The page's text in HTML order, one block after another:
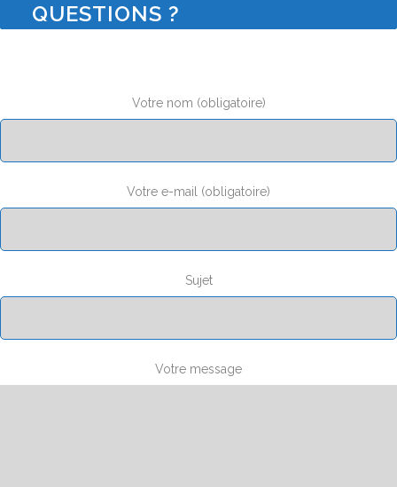
QUESTIONS ?
Votre nom (obligatoire)
Votre e-mail (obligatoire)
Sujet
Votre message